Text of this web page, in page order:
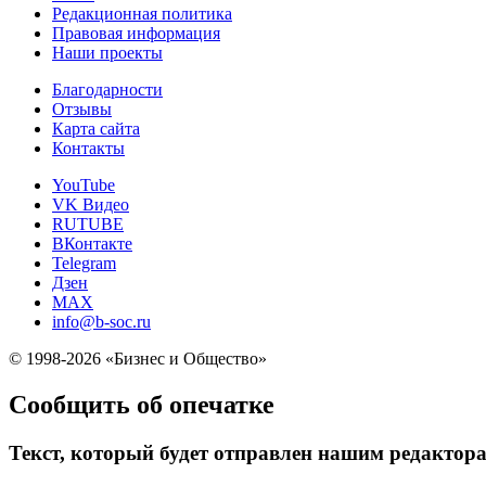
Редакционная политика
Правовая информация
Наши проекты
Благодарности
Отзывы
Карта сайта
Контакты
YouTube
VK Видео
RUTUBE
ВКонтакте
Telegram
Дзен
MAX
info@b-soc.ru
© 1998-2026 «Бизнес и Общество»
Сообщить об опечатке
Текст, который будет отправлен нашим